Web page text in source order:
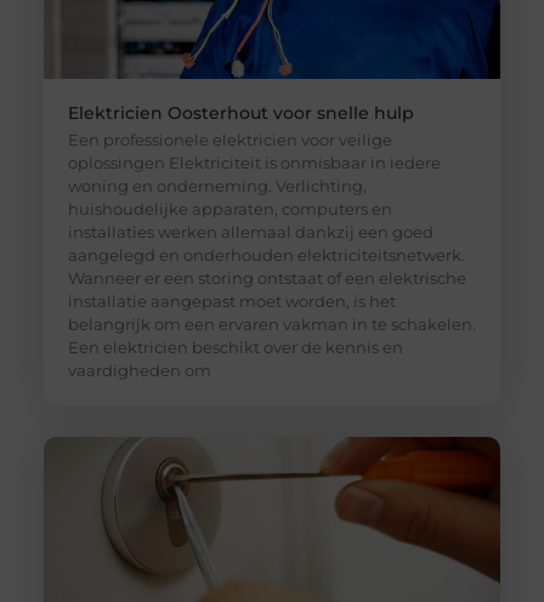
Elektricien Oosterhout voor snelle hulp
Een professionele elektricien voor veilige
oplossingen Elektriciteit is onmisbaar in iedere
woning en onderneming. Verlichting,
huishoudelijke apparaten, computers en
installaties werken allemaal dankzij een goed
aangelegd en onderhouden elektriciteitsnetwerk.
Wanneer er een storing ontstaat of een elektrische
installatie aangepast moet worden, is het
belangrijk om een ervaren vakman in te schakelen.
Een elektricien beschikt over de kennis en
vaardigheden om